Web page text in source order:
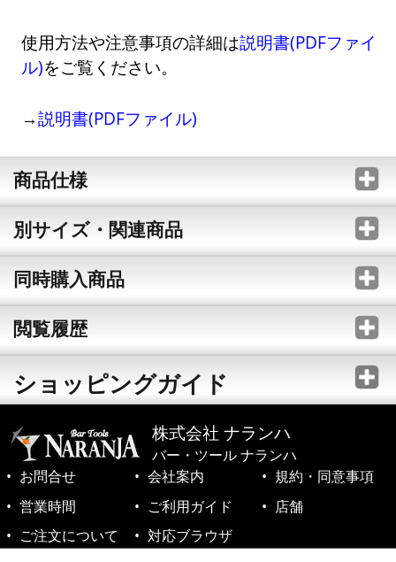
使用方法や注意事項の詳細は説明書(PDFファイ
ル)をご覧ください。
→説明書(PDFファイル)
商品仕様
別サイズ・関連商品
同時購入商品
閲覧履歴
ショッピングガイド
株式会社 ナランハ
バー・ツール ナランハ
お問合せ
会社案内
規約・同意事項
営業時間
ご利用ガイド
店舗
ご注文について
対応ブラウザ